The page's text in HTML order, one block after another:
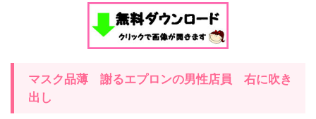
マスク品薄 謝るエプロンの男性店員 右に吹き
出し